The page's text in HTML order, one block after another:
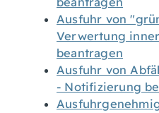
Ausfuhr von
Verwertung
beantragen
Ausfuhr von
- Notifizierung